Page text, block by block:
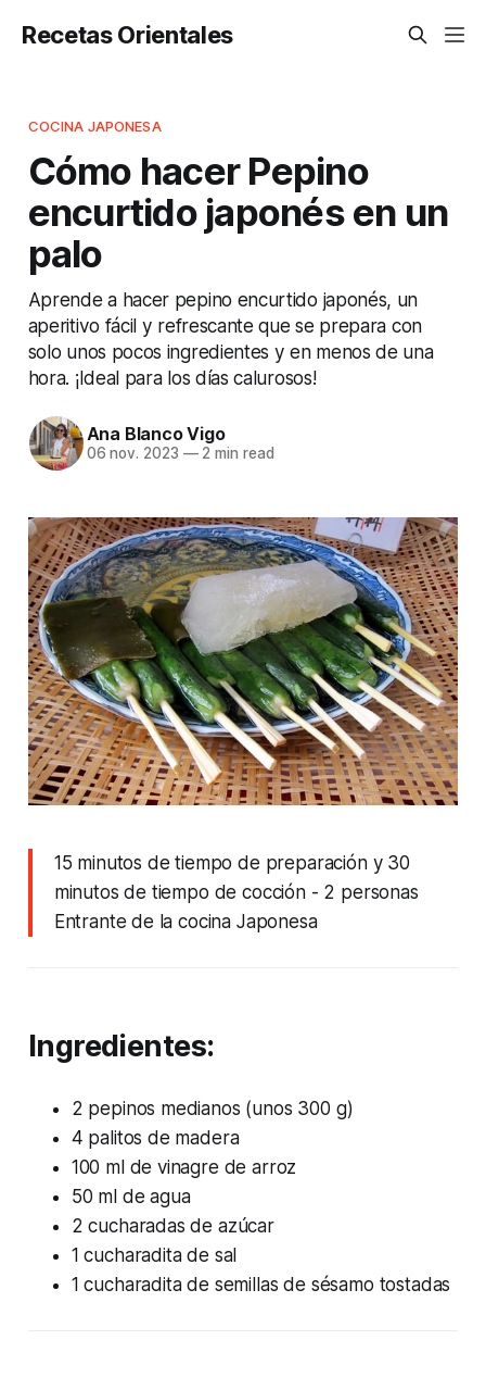
Recetas Orientales
COCINA JAPONESA
Cómo hacer Pepino
encurtido japonés en un
palo
Aprende a hacer pepino encurtido japonés, un
aperitivo fácil y refrescante que se prepara con
solo unos pocos ingredientes y en menos de una
hora. ¡Ideal para los días calurosos!
Ana Blanco Vigo
06 nov. 2023 —2 min read
15 minutos de tiempo de preparación y 30
minutos de tiempo de cocción- 2 personas
Entrante de la cocina Japonesa
Ingredientes:
2 pepinos medianos (unos 300 g)
4 palitos de madera
100 ml de vinagre de arroz
50 ml de agua
2 cucharadas de azúcar
1 cucharadita de sal
1 cucharadita de semillas de sésamo tostadas